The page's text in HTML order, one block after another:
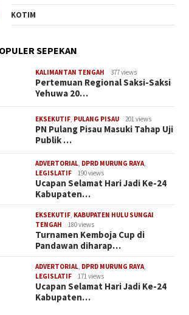
KOTIM
SEPEKAN
KALIMANTAN TENGAH 377 views
Pertemuan Regional Saksi-Saksi
Yehuwa 20…
EKSEKUTIF, PULANG PISAU 201 views
PN Pulang Pisau Masuki Tahap Uji
Publik …
ADVERTORIAL, DPRD MURUNG RAYA,
LEGISLATIF
190 views
Ucapan Selamat Hari Jadi Ke-24
Kabupaten…
EKSEKUTIF, KABUPATEN HULU SUNGAI
TENGAH
180 views
Turnamen Kemboja Cup di
Pandawan diharap…
ADVERTORIAL, DPRD MURUNG RAYA,
LEGISLATIF
171 views
Ucapan Selamat Hari Jadi Ke-24
Kabupaten…